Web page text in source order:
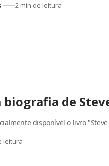
2 min de leitura
de
disponível o livro
leitura